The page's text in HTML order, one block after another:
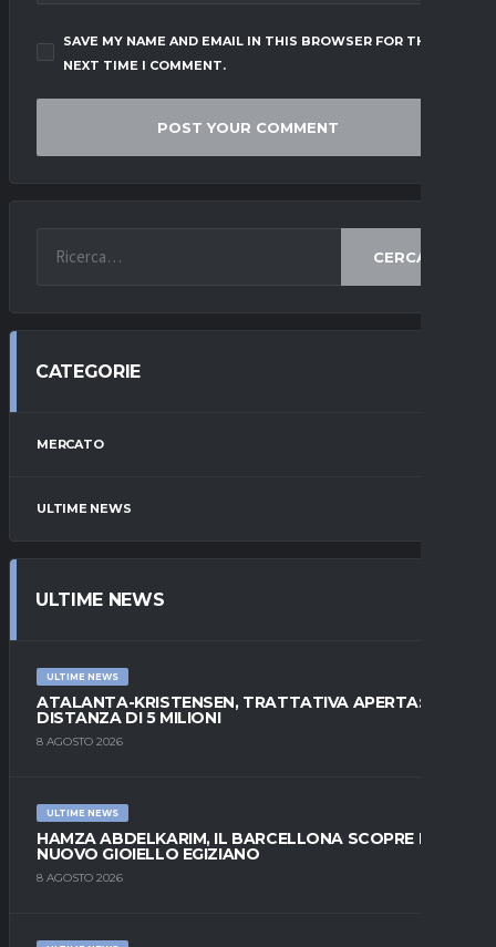
SAVE MY NAME AND EMAIL IN THIS BROWSER FOR THE
NEXT TIME I COMMENT.
CERCA
CATEGORIE
MERCATO
ULTIME NEWS
ULTIME NEWS
ULTIME NEWS
ATALANTA-KRISTENSEN, TRATTATIVA APERTA:
DISTANZA DI 5 MILIONI
8 AGOSTO 2026
ULTIME NEWS
HAMZA ABDELKARIM, IL BARCELLONA SCOPRE IL
NUOVO GIOIELLO EGIZIANO
8 AGOSTO 2026